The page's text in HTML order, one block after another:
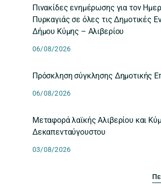
Πινακίδες ενημέρωσης για τον
Πυρκαγιάς σε όλες τις Δημοτικές
Δήμου Κύμης – Αλιβερίου
06/08/2026
Πρόσκληση σύγκλησης Δημοτικής
06/08/2026
Μεταφορά λαϊκής Αλιβερίου και
Δεκαπενταύγουστου
03/08/2026